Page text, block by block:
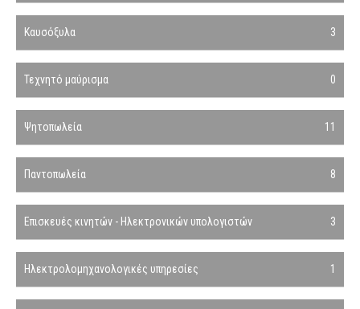
Καυσόξυλα 3
Τεχνητό μαύρισμα 0
Ψητοπωλεία 11
Παντοπωλεία 8
Επισκευές κινητών - Ηλεκτρονικών υπολογιστών 3
Ηλεκτρολομηχανολογικές υπηρεσίες 1